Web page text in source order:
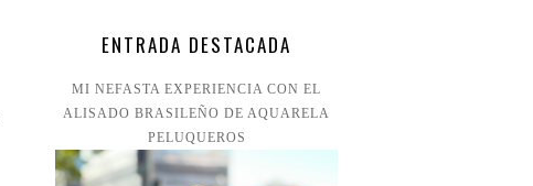
ENTRADA DESTACADA
MI NEFASTA EXPERIENCIA CON EL
ALISADO BRASILEÑO DE AQUARELA
PELUQUEROS